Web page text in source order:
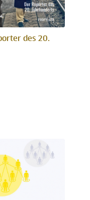
des 20.